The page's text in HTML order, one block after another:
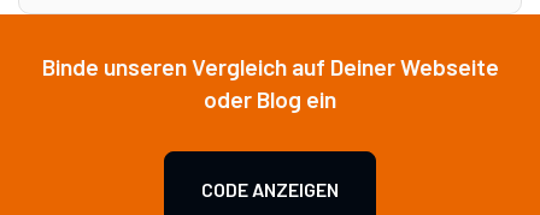
internationale Krankenversicherung
Reisekrankenversicherung
Binde unseren Vergleich auf Deiner Webseite
oder Blog ein
CODE ANZEIGEN